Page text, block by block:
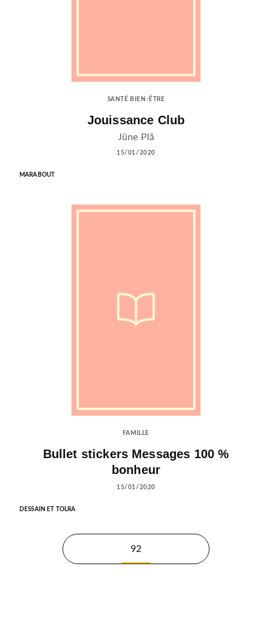
SANTÉ BIEN-ÊTRE
Jouissance Club
Jüne Plã
15/01/2020
MARABOUT
FAMILLE
Bullet stickers Messages 100 %
bonheur
15/01/2020
DESSAIN ET TOLRA
92